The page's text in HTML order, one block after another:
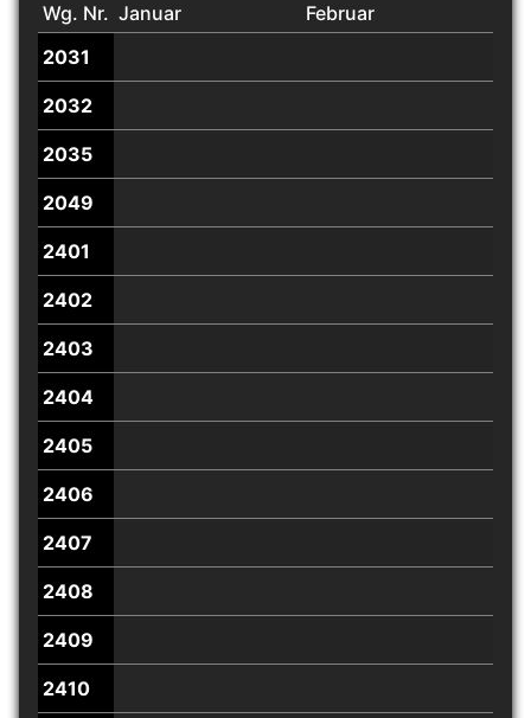
Wg. Nr. Januar Februar
2031
2032
2035
2049
2401
2402
2403
2404
2405
2406
2407
2408
2409
2410